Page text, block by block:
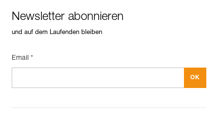
Newsletter abonnieren
und auf dem Laufenden bleiben
Email *